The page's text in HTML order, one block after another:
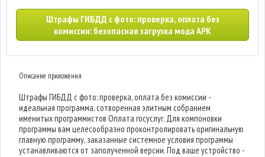
Штрафы ГИБДД с фото: проверка, оплата без
комиссии: безопасная загрузка мода APK
Описание приложения
Штрафы ГИБДД с фото: проверка, оплата без комиссии -
идеальная программа, сотворенная элитным собранием
именитых программистов Оплата госуслуг. Для компоновки
программы вам целесообразно проконтролировать оригинальную
главную программу, заказанные системное условия программы
устанавливаются от заполученной версии. Под ваше устройство -